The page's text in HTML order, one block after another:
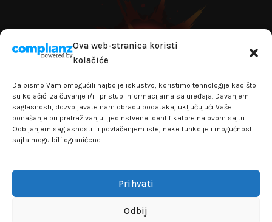
Ova web-stranica koristi
kolačiće
Da bismo Vam omogućili najbolje iskustvo, koristimo tehnologije kao što
su kolačići za čuvanje i/ili pristup informacijama sa uređaja. Davanjem
saglasnosti, dozvoljavate nam obradu podataka, uključujući Vaše
ponašanje pri pretraživanju i jedinstvene identifikatore na ovom sajtu.
Odbijanjem saglasnosti ili povlačenjem iste, neke funkcije i mogućnosti
sajta mogu biti ograničene.
Prihvati
Odbij
Adresa: Paunova 24 - TC Banjica
Lokal 102, prvi sprat